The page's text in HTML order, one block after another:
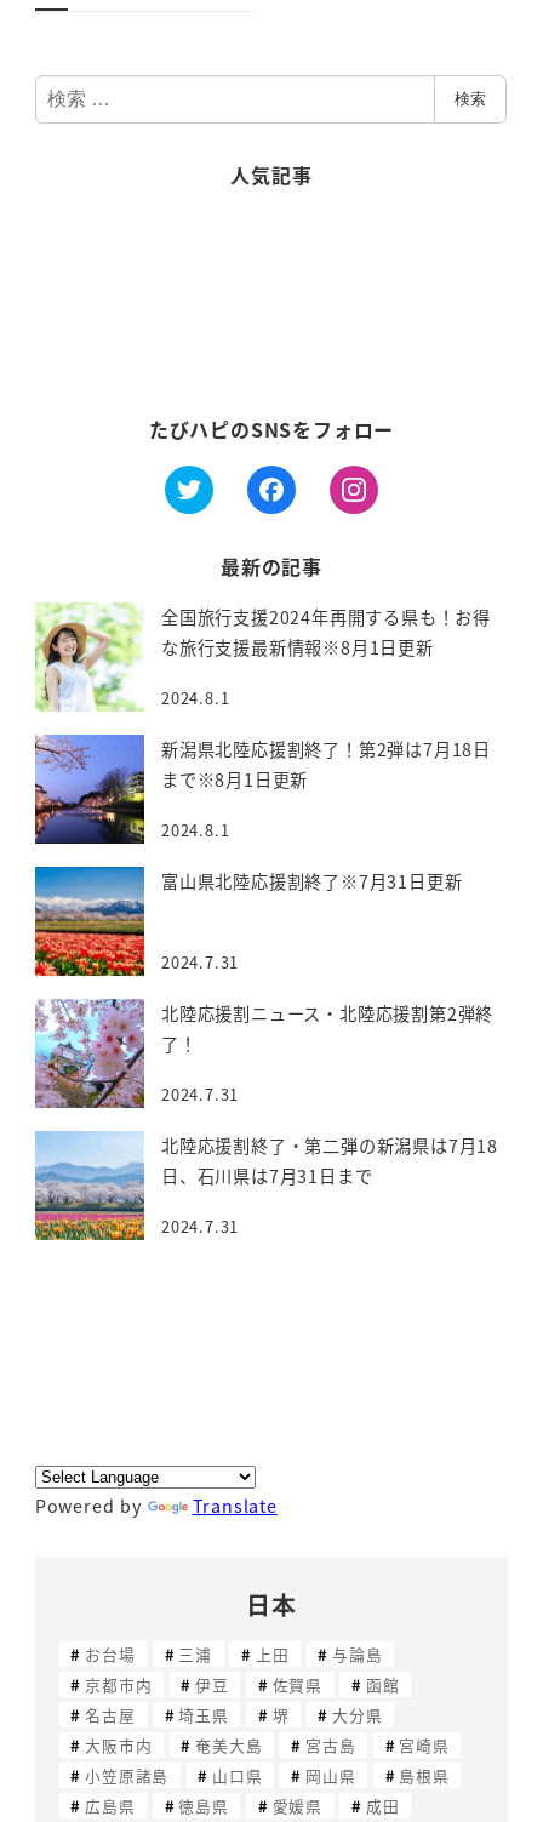
検
索
検索
人気記事
たびハピのSNSをフォロー
最新の記事
全国旅行支援2024年再開する県も！お得
な旅行支援最新情報※8月1日更新
2024.8.1
新潟県北陸応援割終了！第2弾は7月18日
まで※8月1日更新
2024.8.1
富山県北陸応援割終了※7月31日更新
2024.7.31
北陸応援割ニュース・北陸応援割第2弾終
了！
2024.7.31
北陸応援割終了・第二弾の新潟県は7月18
日、石川県は7月31日まで
2024.7.31
Powered by Translate
日本
お台場 三浦 上田
与論島
京都市内
伊豆 佐賀県
函館
名古屋
埼玉県 堺
大分県
大阪市内
奄美大島 宮古島
宮崎県
小笠原諸島
山口県 岡山県
島根県
広島県
徳島県 愛媛県
成田